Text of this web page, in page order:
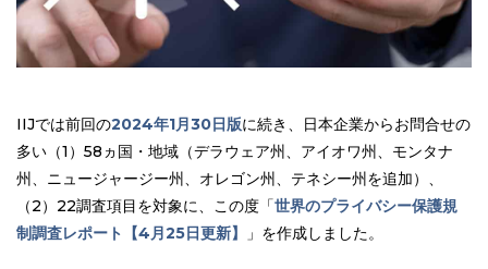
IIJでは前回の2024年1月30日版に続き、日本企業からお問合せの
多い（1）58ヵ国・地域（デラウェア州、アイオワ州、モンタナ
州、ニュージャージー州、オレゴン州、テネシー州を追加）、
（2）22調査項目を対象に、この度「世界のプライバシー保護規
制調査レポート【4月25日更新】
」を作成しました。